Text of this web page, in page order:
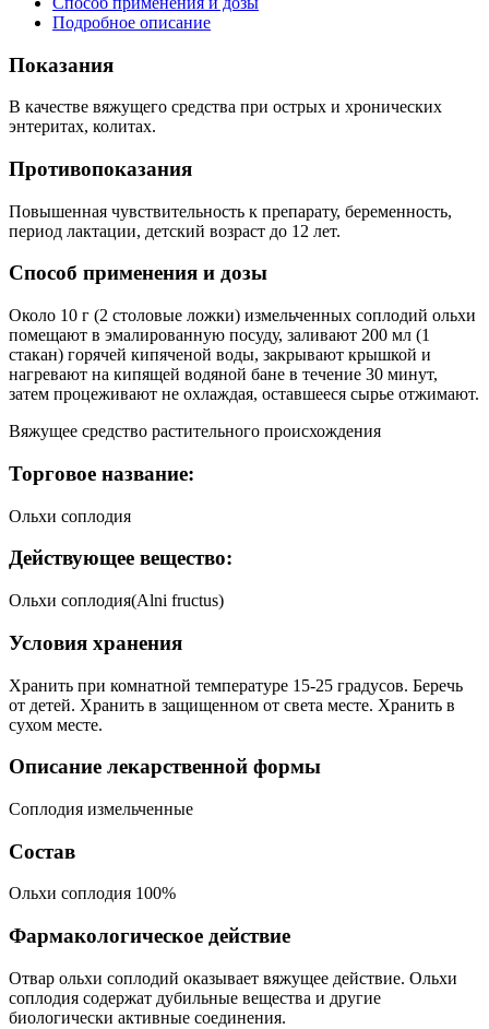
Подробное описание
Показания
В качестве вяжущего средства при острых и хронических
энтеритах, колитах.
Противопоказания
Повышенная чувствительность к препарату, беременность,
период лактации, детский возраст до 12 лет.
Способ применения и дозы
Около 10 г (2 столовые ложки) измельченных соплодий ольхи
помещают в эмалированную посуду, заливают 200 мл (1
стакан) горячей кипяченой воды, закрывают крышкой и
нагревают на кипящей водяной бане в течение 30 минут,
затем процеживают не охлаждая, оставшееся сырье отжимают.
Вяжущее средство растительного происхождения
Торговое название:
Ольхи соплодия
Действующее вещество:
Ольхи соплодия(Alni fructus)
Условия хранения
Хранить при комнатной температуре 15-25 градусов. Беречь
от детей. Хранить в защищенном от света месте. Хранить в
сухом месте.
Описание лекарственной формы
Соплодия измельченные
Состав
Ольхи соплодия 100%
Фармакологическое действие
Отвар ольхи соплодий оказывает вяжущее действие. Ольхи
соплодия содержат дубильные вещества и другие
биологически активные соединения.